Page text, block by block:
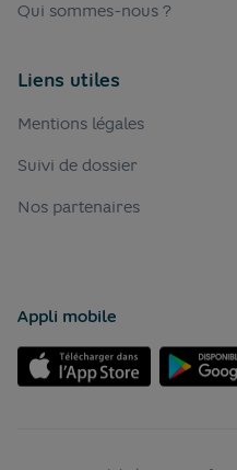
Qui sommes-nous ?
Liens utiles
Mentions légales
Suivi de dossier
Nos partenaires
Appli mobile